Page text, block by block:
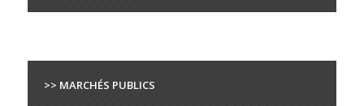
>> MARCHÉS PUBLICS